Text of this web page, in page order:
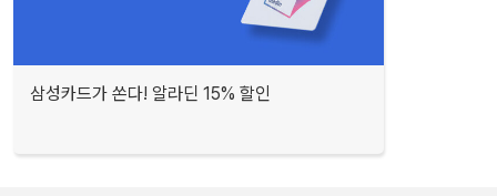
삼성카드가 쏜다! 알라딘 15% 할인